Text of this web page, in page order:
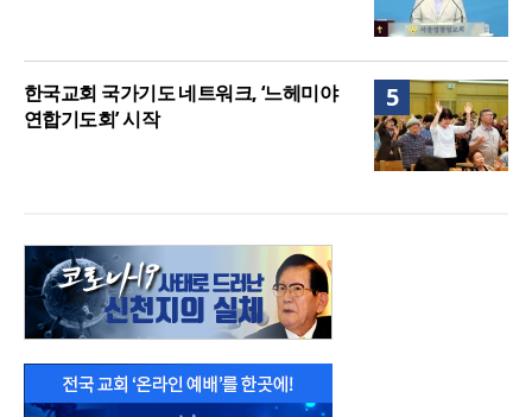
5
한국교회 국가기도 네트워크, ‘느헤미야
연합기도회’ 시작